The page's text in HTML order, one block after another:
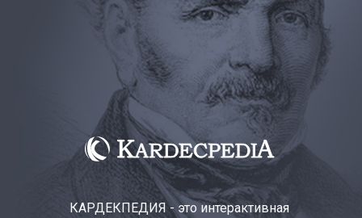
КАРДЕКПЕДИЯ - это интерактивная